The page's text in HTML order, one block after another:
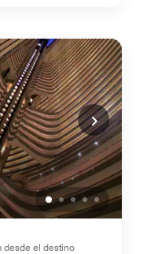
desde el destino